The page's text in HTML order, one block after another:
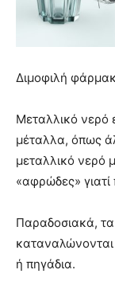
Διμοφιλή
Μεταλλικό νερό
μέταλλα, όπως
μεταλλικό νερό
«αφρώδες» γιατί
Παραδοσιακά, τα
καταναλώνονται
ή πηγάδια.